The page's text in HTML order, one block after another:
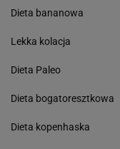
Dieta bananowa
Lekka kolacja
Dieta Paleo
Dieta bogatoresztkowa
Dieta kopenhaska